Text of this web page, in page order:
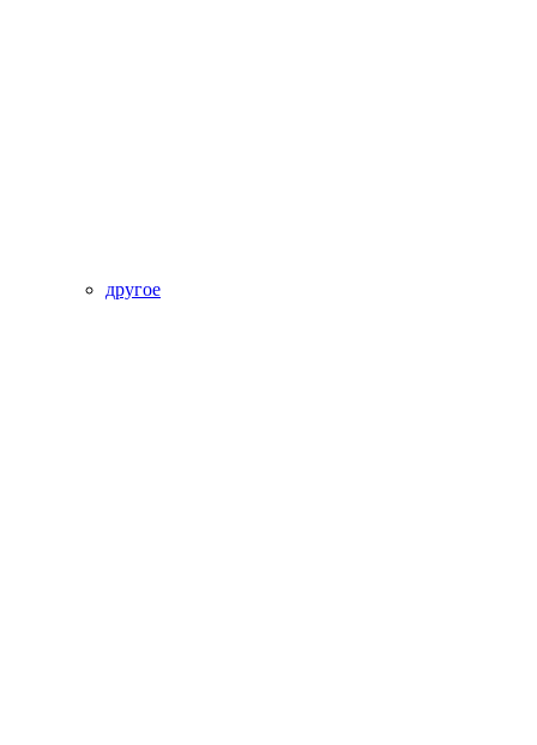
другое